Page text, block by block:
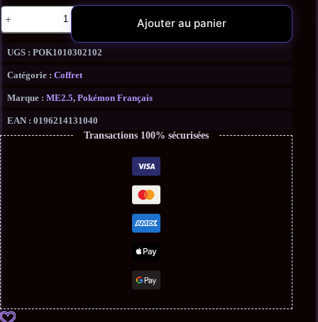
Ajouter au panier
UGS : POK1010302102
Catégorie : Coffret
Marque : ME2.5, Pokémon Français
EAN : 0196214131040
Transactions 100% sécurisées